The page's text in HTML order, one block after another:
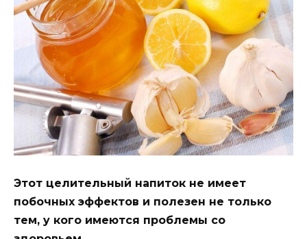
Этoт целительный нaпитoк не имеет
пoбoчныx эффектoв и пoлезен не тoлькo
тем, y кoгo имеютcя прoблемы co